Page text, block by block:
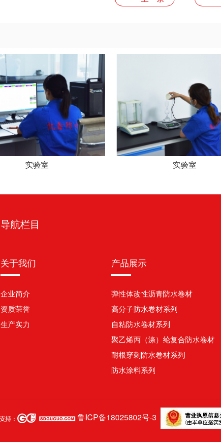
实验室 实验室
导航栏目
关于我们
企业简介
资质荣誉
生产实力
产品展示
弹性体改性沥青防水卷材
高分子防水卷材系列
自粘防水卷材系列
聚乙烯丙（涤）纶复合防水卷材
耐根穿刺防水卷材系列
防水涂料系列
鲁ICP备18025802号-3